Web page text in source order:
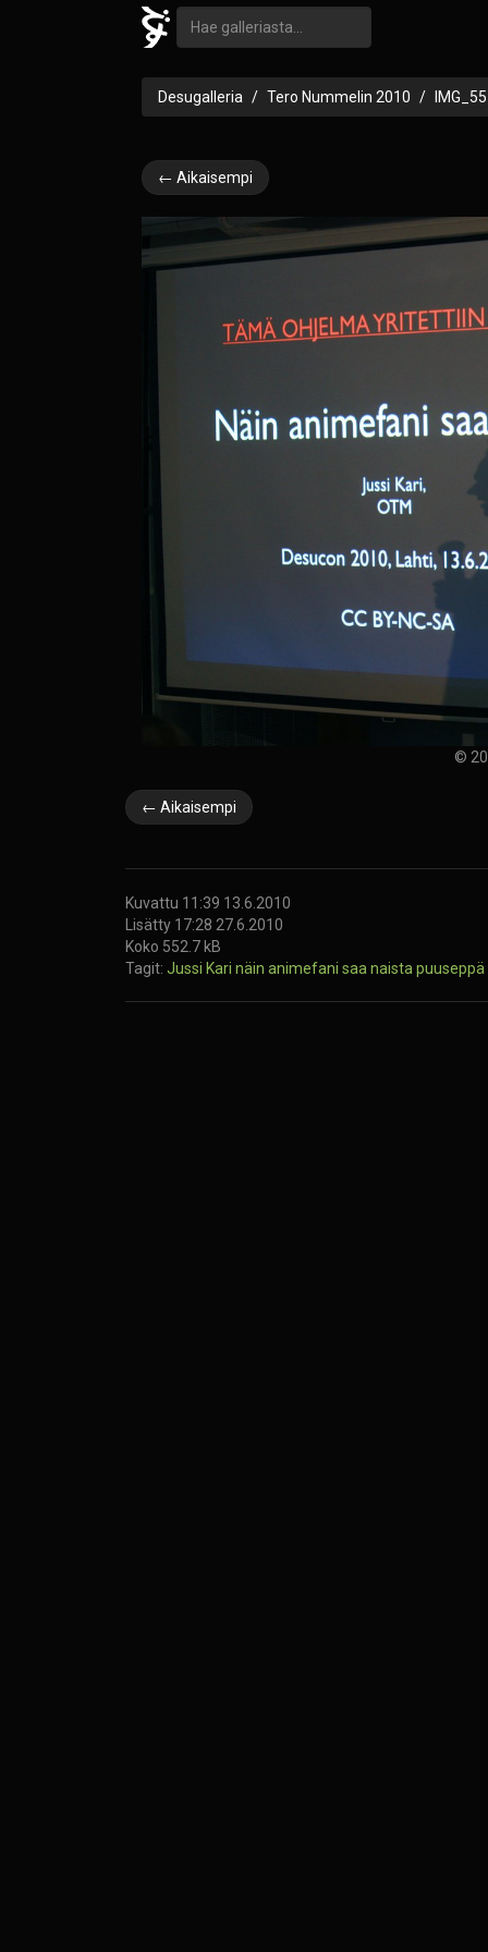
Desugalleria Tero Nummelin 2010
← Aikaisempi
©
← Aikaisempi
Kuvattu 11:39 13.6.2010
Lisätty 17:28 27.6.2010
Koko 552.7 kB
Tagit: Jussi Kari näin animefani saa naista puuseppä